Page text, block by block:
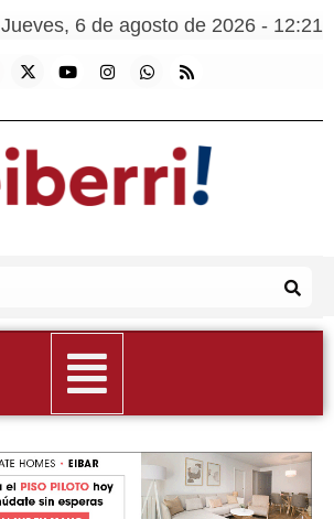
Jueves, 6 de agosto de 2026 - 12:21